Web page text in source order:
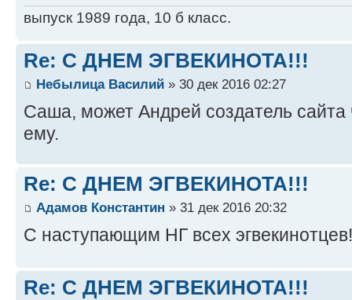
выпуск 1989 года, 10 б класс.
Re: С ДНЕМ ЭГВЕКИНОТА!!!
Небылица Василий » 30 дек 2016 02:27
Саша, может Андрей создатель
ему.
Re: С ДНЕМ ЭГВЕКИНОТА!!!
Адамов Константин » 31 дек 2016 20:32
С наступающим НГ всех
Re: С ДНЕМ ЭГВЕКИНОТА!!!